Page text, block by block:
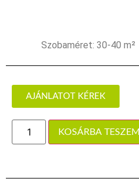
Szobaméret: 30-40 m²
AJÁNLATOT KÉREK
KOSÁRBA TESZEM